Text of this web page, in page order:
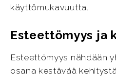
käyttömukavuutta.
Esteettömyys ja
Esteettömyys nähdään
osana kestävää